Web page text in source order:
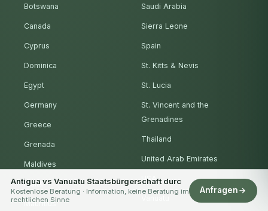
Antigua vs Vanuatu Staatsbürgerschaft durc
Kostenlose Beratung · Information, keine Beratung im
rechtlichen Sinne
Anfragen
Botswana
Canada
Cyprus
Dominica
Egypt
Germany
Greece
Grenada
Maldives
Malta
Mauritius
Saudi Arabia
Sierra Leone
Spain
St. Kitts & Nevis
St. Lucia
St. Vincent and the
Grenadines
Thailand
United Arab Emirates
USA